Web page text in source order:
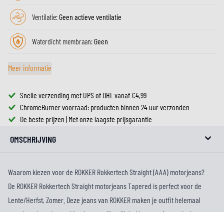
Ventilatie:Geen actieve ventilatie
Waterdicht membraan:Geen
Meer informatie
Snelle verzending met UPS of DHL vanaf €4,99
ChromeBurner voorraad: producten binnen 24 uur verzonden
De beste prijzen | Met onze laagste prijsgarantie
OMSCHRIJVING
Waarom kiezen voor de ROKKER Rokkertech Straight (AAA) motorjeans?
De ROKKER Rokkertech Straight motorjeans Tapered is perfect voor de
Lente/Herfst, Zomer. Deze jeans van ROKKER maken je outfit helemaal